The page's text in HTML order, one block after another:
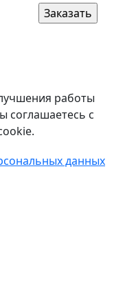
работы
соглашаетесь с
данных